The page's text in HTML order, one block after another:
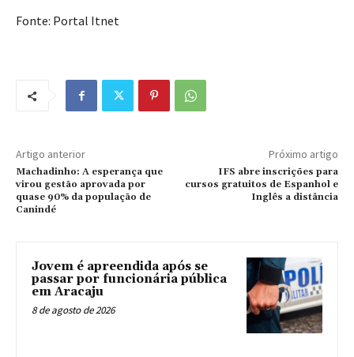
Fonte: Portal Itnet
Artigo anterior
Machadinho: A esperança que
virou gestão aprovada por
quase 90% da população de
Canindé
Próximo artigo
IFS abre inscrições para
cursos gratuitos de Espanhol e
Inglês a distância
Jovem é apreendida após se
passar por funcionária pública
em Aracaju
8 de agosto de 2026